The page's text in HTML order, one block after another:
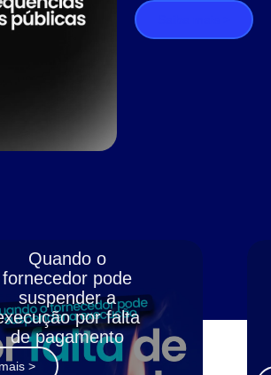
Quando o
fornecedor pode
suspender a
por falta
de pagamento
>